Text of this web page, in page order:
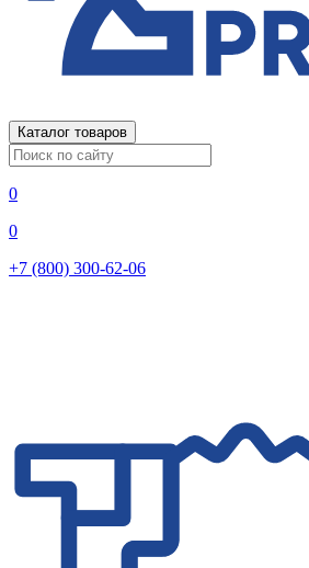
Каталог товаров
0
0
+7 (800) 300-62-06